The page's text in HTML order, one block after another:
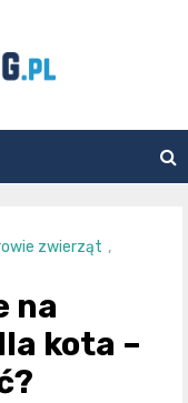
zwierząt ,
na
kota –